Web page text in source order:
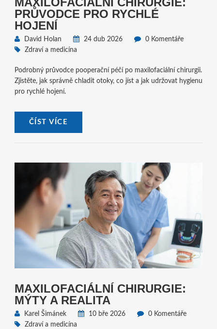
PRŮVODCE PRO RYCHLÉ
HOJENÍ
David Holan 24 dub 2026
0 Komentáře
Zdraví a medicína
Podrobný průvodce pooperační péčí po maxilofaciální chirurgii.
Zjistěte, jak správně chladit otoky, co jíst a jak udržovat hygienu
pro rychlé hojení.
ČÍST VÍCE
MAXILOFACIÁLNÍ CHIRURGIE:
MÝTY A REALITA
Karel Šimánek 10 bře 2026
0 Komentáře
Zdraví a medicína